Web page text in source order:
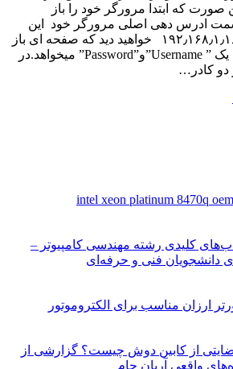
که ابتدا مرورگر خود را باز
ادرس دهی اصلی مرورگر خود این
اعداد را تایپ کنید۱۹۲٫۱۶۸٫۱٫۱ خواهید دید که صفحه ای باز
میشود که از شما یک ” Username”و”Password” میخواهد.در
دو کادر…
کلیدی رشته مهندسی کامپیوتر –
دانشجویان فنی و حرفه‌ای
ارزان مناسب برای الکتروموتور
از کابین دوش چیست؟ گزارشی از
واقعی آریان جام